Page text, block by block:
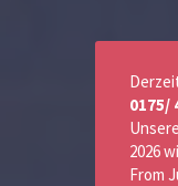
0175/
Unsere
2026
From